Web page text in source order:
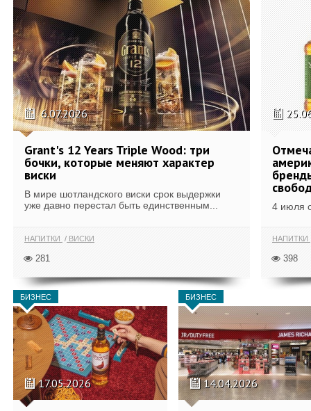
6.07.2026
Grant's 12 Years Triple Wood: три
бочки, которые меняют характер
виски
В мире шотландского виски срок выдержки
уже давно перестал быть единственным...
НАПИТКИ ВИСКИ
281
4 июля
НАПИТКИ
398
БИЗНЕС
17.05.2026
БИЗНЕС
14.04.2026